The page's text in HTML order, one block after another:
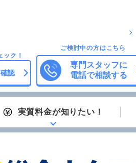
ック！
認
ご検討中の方はこちら
専門スタッフに
電話で相談する
実質料金が知りたい！